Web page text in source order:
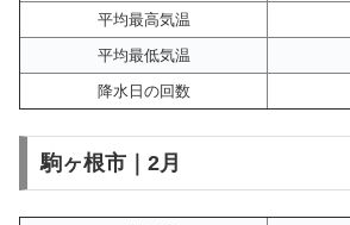
平均最高気温
平均最低気温
降水日の回数
駒ヶ根市｜2月